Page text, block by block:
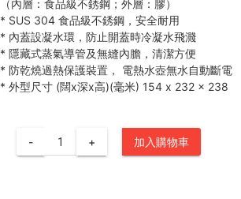
（內層：食品級不銹鋼；外層：膠）
* SUS 304 食品級不銹鋼，安全耐用
* 內蓋設凝水環，防止開蓋時冷凝水飛濺
* 隱藏式蒸氣導管及無縫內膽，清潔方便
* 防乾燒過熱保護裝置， 電熱水壺無水自動斷電
* 外型尺寸 (闊x深x高)(毫米) 154 x 232 x 238
- + 加入購物車